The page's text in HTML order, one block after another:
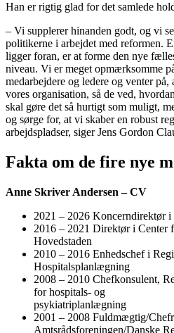
Han er rigtig glad for det samlede
– Vi supplerer hinanden godt, og vi
politikerne i arbejdet med reformen.
ligger foran, er at forme den nye
niveau. Vi er meget opmærksomme
medarbejdere og ledere og venter
vores organisation, så de ved,
skal gøre det så hurtigt som muligt,
og sørge for, at vi skaber en robust
arbejdspladser, siger Jens Gordon
Fakta om de fire nye
Anne Skriver Andersen – CV
2021 – 2026 Koncerndirektør i
2016 – 2021 Direktør i Center
Hovedstaden
2010 – 2016 Enhedschef i
Hospitalsplanlægning
2008 – 2010 Chefkonsulent,
for hospitals- og
2001 – 2008 Fuldmægtig/
Amtsrådsforeningen/Danske